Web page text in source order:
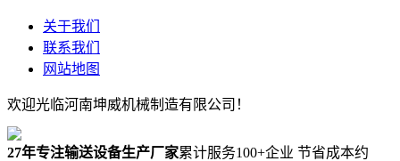
关于我们
联系我们
网站地图
欢迎光临河南坤威机械制造有限公司！
27年专注输送设备生产厂家累计服务100+企业 节省成本约